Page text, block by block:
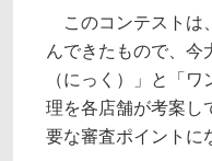
このコンテストは
んできたもので、今
（にっく）」と「
理を各店舗が考案し
要な審査ポイントに